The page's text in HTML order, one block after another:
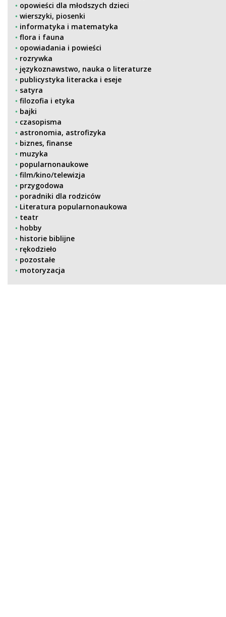
opowieści dla młodszych dzieci
wierszyki, piosenki
informatyka i matematyka
flora i fauna
opowiadania i powieści
rozrywka
językoznawstwo, nauka o literaturze
publicystyka literacka i eseje
satyra
filozofia i etyka
bajki
czasopisma
astronomia, astrofizyka
biznes, finanse
muzyka
popularnonaukowe
film/kino/telewizja
przygodowa
poradniki dla rodziców
Literatura popularnonaukowa
teatr
hobby
historie biblijne
rękodzieło
pozostałe
motoryzacja